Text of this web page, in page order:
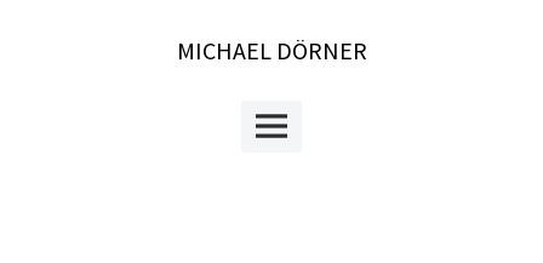
MICHAEL DÖRNER
Main
Menu